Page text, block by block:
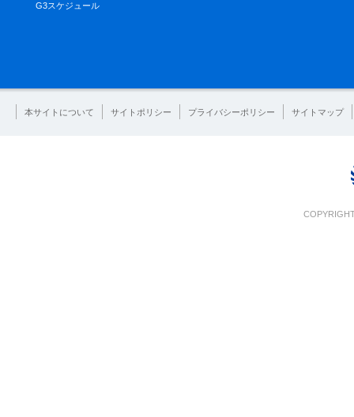
G3スケジュール
本サイトについて サイトポリシー プライバシーポリシー サイトマップ